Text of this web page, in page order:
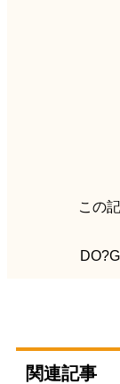
この
関連記事